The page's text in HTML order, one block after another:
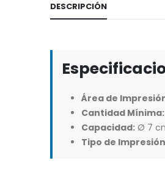
DESCRIPCIÓN
Área de
Cantidad Mínima:
Capacidad: Ø 7
Tipo de